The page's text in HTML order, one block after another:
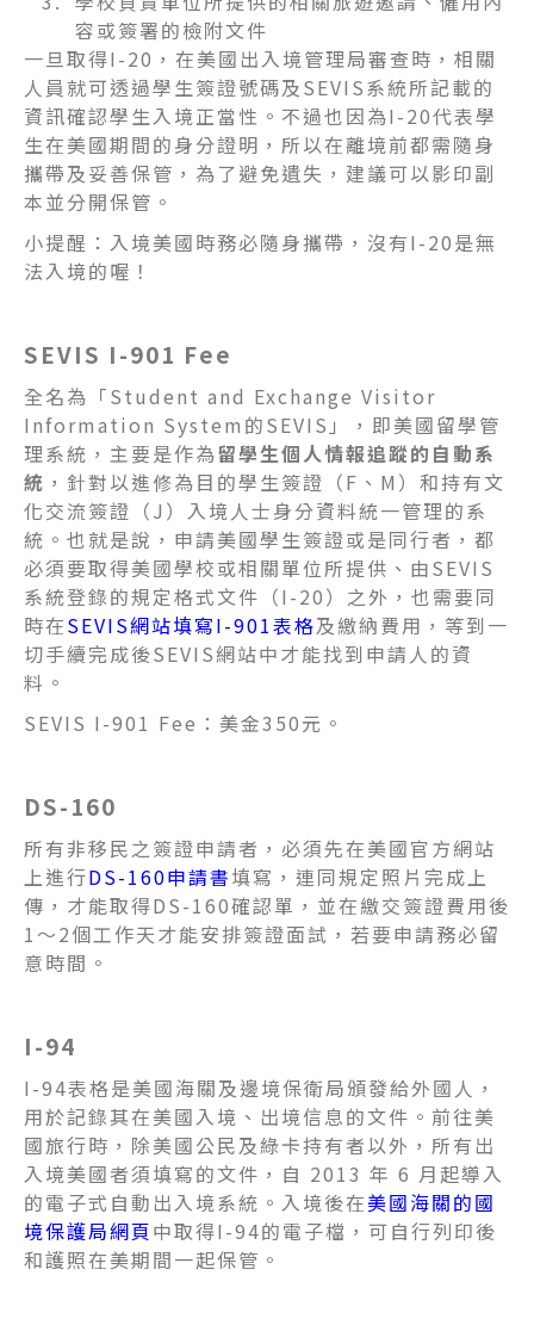
容或簽署的檢附文件
一旦取得I-20，在美國出入境管理局審查時，相關
人員就可透過學生簽證號碼及SEVIS系統所記載的
資訊確認學生入境正當性。不過也因為I-20代表學
生在美國期間的身分證明，所以在離境前都需隨身
攜帶及妥善保管，為了避免遺失，建議可以影印副
本並分開保管。
小提醒：入境美國時務必隨身攜帶，沒有I-20是無
法入境的喔！
SEVIS I-901 Fee
全名為「Student and Exchange Visitor
Information System的SEVIS」，即美國留學管
理系統，主要是作為留學生個人情報追蹤的自動系
統 ，針對以進修為目的學生簽證（F、M）和持有文
化交流簽證（J）入境人士身分資料統一管理的系
統。也就是說，申請美國學生簽證或是同行者，都
必須要取得美國學校或相關單位所提供、由SEVIS
系統登錄的規定格式文件（I-20）之外，也需要同
時在SEVIS網站填寫I-901表格及繳納費用，等到一
切手續完成後SEVIS網站中才能找到申請人的資
料。
SEVIS I-901 Fee：美金350元。
DS-160
所有非移民之簽證申請者，必須先在美國官方網站
上進行DS-160申請書填寫，連同規定照片完成上
傳，才能取得DS-160確認單，並在繳交簽證費用後
1～2個工作天才能安排簽證面試，若要申請務必留
意時間。
I-94
I-94表格是美國海關及邊境保衛局頒發給外國人，
用於記錄其在美國入境、出境信息的文件。前往美
國旅行時，除美國公民及綠卡持有者以外，所有出
入境美國者須填寫的文件，自 2013 年 6 月起導入
的電子式自動出入境系統。入境後在美國海關的國
境保護局網頁中取得I-94的電子檔，可自行列印後
和護照在美期間一起保管。